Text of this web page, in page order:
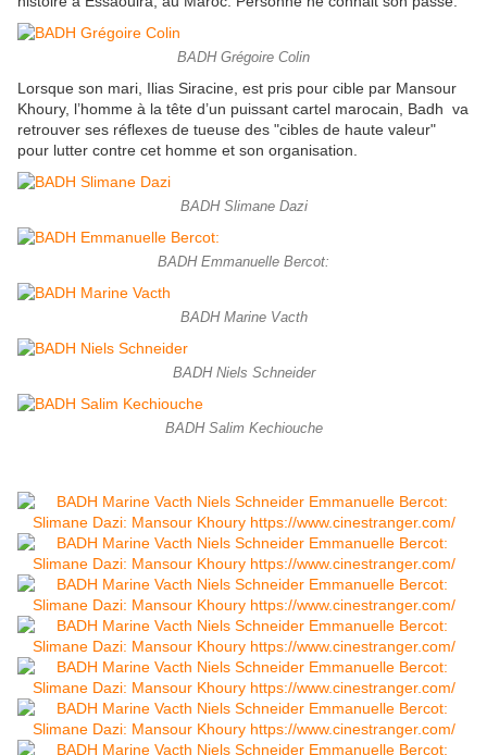
BADH Grégoire Colin
Lorsque son mari, Ilias Siracine, est pris pour cible par Mansour
Khoury, l’homme à la tête d’un puissant cartel marocain, Badh va
retrouver ses réflexes de tueuse des "cibles de haute valeur"
pour lutter contre cet homme et son organisation.
BADH Slimane Dazi
BADH Emmanuelle Bercot:
BADH Marine Vacth
BADH Niels Schneider
BADH Salim Kechiouche